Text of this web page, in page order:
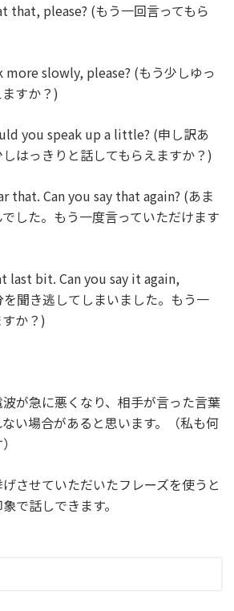
that, please? (もう一回言ってもら
more slowly, please? (もう少しゆっ
すか？)
you speak up a little? (申し訳あ
はっきりと話してもらえますか？)
that. Can you say that again? (あま
した。もう一度言っていただけます
last bit. Can you say it again,
聞き逃してしまいました。もう一
か？)
が急に悪くなり、相手が言った言葉
い場合があると思います。（私も何
させていただいたフレーズを使うと
で話しできます。